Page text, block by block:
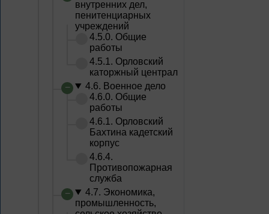
внутренних дел,
пенитенциарных
учреждений
4.5.0. Общие
работы
4.5.1. Орловский
каторжный централ
4.6. Военное дело
4.6.0. Общие
работы
4.6.1. Орловский
Бахтина кадетский
корпус
4.6.4.
Противопожарная
служба
4.7. Экономика,
промышленность,